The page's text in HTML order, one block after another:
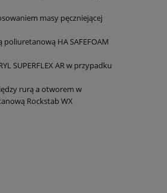
masy pęczniejącej
HA SAFEFOAM
SUPERFLEX AR w przypadku
rurą a otworem w
Rockstab WX